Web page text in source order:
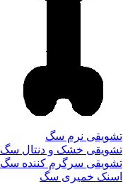
تشویقی نرم سگ
تشویقی خشک و دنتال سگ
تشویقی سرگرم کننده سگ
اسنک خمیری سگ